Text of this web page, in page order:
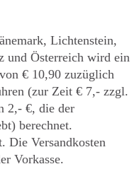
Lichtenstein,
und Österreich wird ein
€ 10,90 zuzüglich
(zur Zeit € 7,- zzgl.
2,- €, die der
berechnet.
Die Versandkosten
Vorkasse.